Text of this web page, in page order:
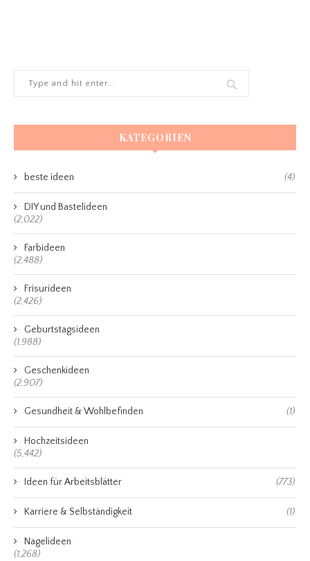
KATEGORIEN
beste ideen (4)
DIY und Bastelideen
(2,022)
Farbideen
(2,488)
Frisurideen
(2,426)
Geburtstagsideen
(1,988)
Geschenkideen
(2,907)
Gesundheit & Wohlbefinden (1)
Hochzeitsideen
(5,442)
Ideen für Arbeitsblätter (773)
Karriere & Selbständigkeit (1)
Nagelideen
(1,268)